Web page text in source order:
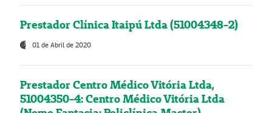
Prestador Clínica Itaipú Ltda (51004348-2)
01 de Abril de 2020
Prestador Centro Médico Vitória Ltda,
51004350-4: Centro Médico Vitória Ltda